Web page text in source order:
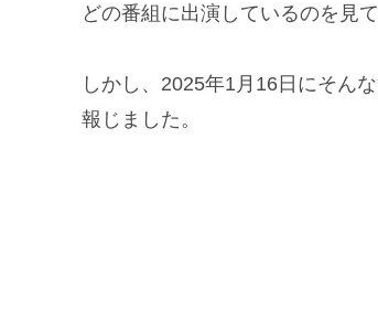
どの番組に出演しているのを見
しかし、2025年1月16日にそん
報じました。